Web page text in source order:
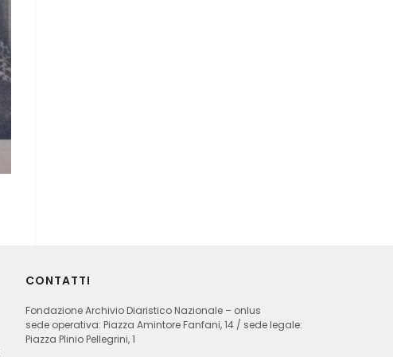
CONTATTI
Fondazione Archivio Diaristico Nazionale – onlus
sede operativa: Piazza Amintore Fanfani, 14 / sede legale:
Piazza Plinio Pellegrini, 1